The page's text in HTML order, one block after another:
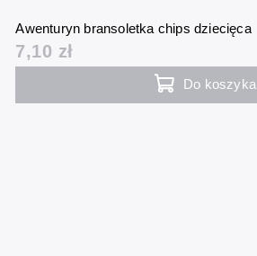
Awenturyn bransoletka chips dziecięca
7,10 zł
Do koszyka